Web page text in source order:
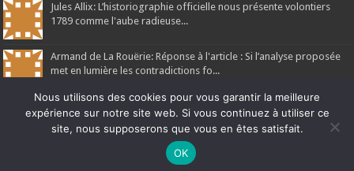
Jules Allix: L’historiographie officielle nous présente volontiers
1789 comme l'aube radieuse...
Armand de La Rouërie: Réponse à l'article : Si l’analyse proposée
met en lumière les contradictions fo...
Ar Gedour 2026, tous droits réservés
Ne manquez pas la nouveauté de Bernard Rio "LA REVOLUTION DES
CLIQUEZ ICI POUR EN SAVOIR PLUS
Nous utilisons des cookies pour vous garantir la meilleure
expérience sur notre site web. Si vous continuez à utiliser ce
site, nous supposerons que vous en êtes satisfait.
OK